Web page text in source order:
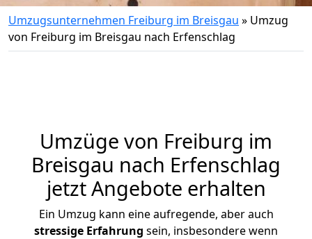
Umzugsunternehmen Freiburg im Breisgau » Umzug
von Freiburg im Breisgau nach Erfenschlag
Umzüge von Freiburg im
Breisgau nach Erfenschlag
jetzt Angebote erhalten
Ein Umzug kann eine aufregende, aber auch
stressige Erfahrung sein, insbesondere wenn